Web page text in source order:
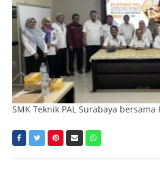
SMK Teknik PAL Surabaya bersama